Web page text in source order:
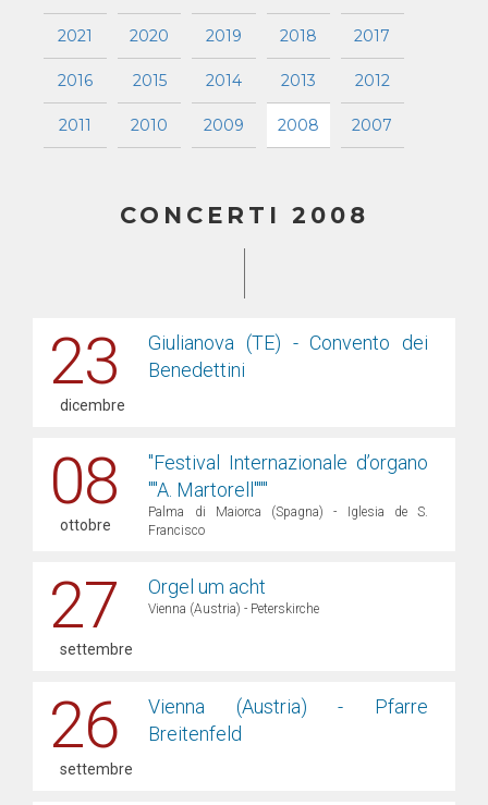
2021 2020 2019 2018 2017
2016 2015 2014 2013 2012
2011 2010 2009 2008 2007
CONCERTI 2008
23
dicembre
Giulianova (TE) - Convento dei
Benedettini
08
ottobre
"Festival Internazionale d’organo
""A. Martorell"""
Palma di Maiorca (Spagna) - Iglesia de S.
Francisco
27
settembre
Orgel um acht
Vienna (Austria) - Peterskirche
26
settembre
Vienna (Austria) - Pfarre
Breitenfeld